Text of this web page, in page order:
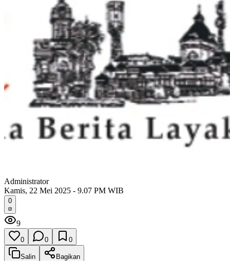
Administrator
Kamis, 22 Mei 2025 - 9.07 PM WIB
0
9
0 0 0
Salin
Bagikan